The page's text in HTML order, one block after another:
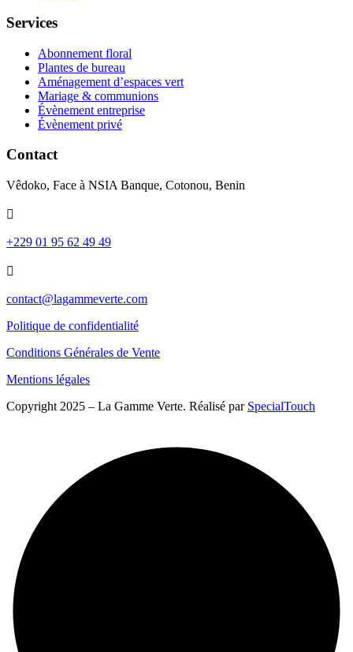
Services
Abonnement floral
Plantes de bureau
Aménagement d’espaces vert
Mariage & communions
Évènement entreprise
Évènement privé
Contact
Vêdoko, Face à NSIA Banque, Cotonou, Benin
+229 01 95 62 49 49
contact@lagammeverte.com
Politique de confidentialité
Conditions Générales de Vente
Mentions légales
Copyright 2025 – La Gamme Verte. Réalisé par SpecialTouch